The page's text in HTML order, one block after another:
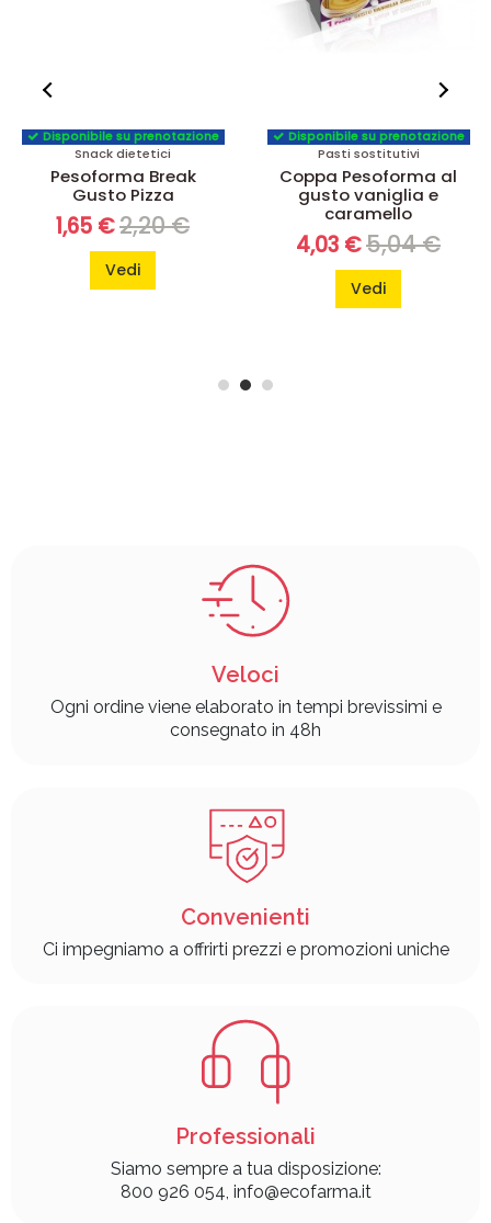
Disponibile su prenotazione
Snack dietetici
Pesoforma Break
Gusto Pizza
1,65 €2,20 €
Vedi
Disponibile su prenotazione
Pasti sostitutivi
Coppa Pesoforma al
gusto vaniglia e
caramello
4,03 €5,04 €
Vedi
Veloci
Ogni ordine viene elaborato in tempi brevissimi e
consegnato in 48h
Convenienti
Ci impegniamo a offrirti prezzi e promozioni uniche
Professionali
Siamo sempre a tua disposizione:
800 926 054, info@ecofarma.it